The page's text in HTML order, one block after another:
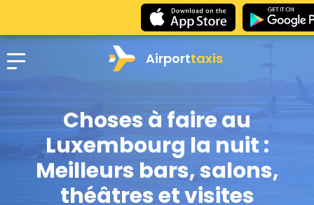
Airporttaxis
Choses à faire au
Luxembourg la nuit :
Meilleurs bars, salons,
théâtres et visites